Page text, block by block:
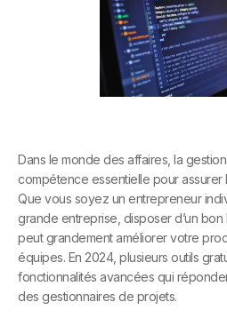
Dans le monde des affaires, la
compétence essentielle pour assurer
Que vous soyez un entrepreneur
grande entreprise, disposer d’un
peut grandement améliorer votre
équipes. En 2024, plusieurs outils
fonctionnalités avancées qui
des gestionnaires de projets.